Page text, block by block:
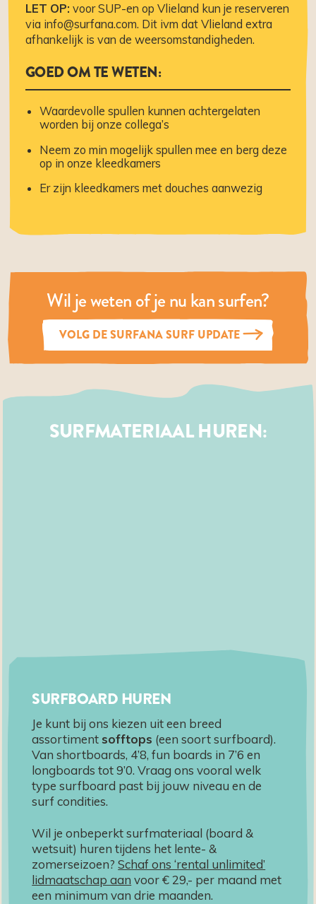
LET OP: voor SUP-en op Vlieland kun je reserveren
via info@surfana.com. Dit ivm dat Vlieland extra
afhankelijk is van de weersomstandigheden.
GOED OM TE WETEN:
Waardevolle spullen kunnen achtergelaten
worden bij onze collega’s
Neem zo min mogelijk spullen mee en berg deze
op in onze kleedkamers
Er zijn kleedkamers met douches aanwezig
Wil je weten of je nu kan surfen?
VOLG DE SURFANA SURF UPDATE
SURFMATERIAAL HUREN:
SURFBOARD HUREN
Je kunt bij ons kiezen uit een breed
assortiment sofftops (een soort surfboard).
Van shortboards, 4’8, fun boards in 7’6 en
longboards tot 9’0. Vraag ons vooral welk
type surfboard past bij jouw niveau en de
surf condities.
Wil je onbeperkt surfmateriaal (board &
wetsuit) huren tijdens het lente- &
zomerseizoen?Schaf ons ‘rental unlimited’
lidmaatschap aan voor € 29,- per maand met
een minimum van drie maanden.